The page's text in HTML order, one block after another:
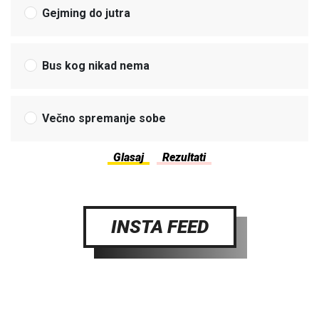
Gejming do jutra
Bus kog nikad nema
Večno spremanje sobe
INSTA FEED